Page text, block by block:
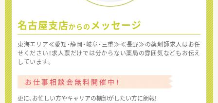
名古屋支店からの メッセージ
東海エリア≪愛知・静岡・岐阜・三重≫≪長野≫の薬剤師求人はお任
せください！求人票だけでは分からない薬局の雰囲気などもお伝え
しています。
お仕事相談会無料開催中！
更に、お忙しい方やキャリアの棚卸がしたい方に朗報!